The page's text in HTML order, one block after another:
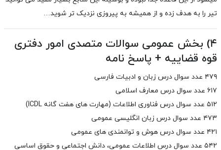
تیر را به هدف زده و از همیشه به پیروزی نزدیک تر شوید…
۴) بخش عمومی سوالات متصدی امور دفتری
قوه قضاییه + پاسخ نامه
۴۷۹ عدد سوال درس زبان و ادبیات فارسی
۶۱۷ عدد سوال درس معارف اسلامی
۵۱۲ عدد سوال درس فناوری اطلاعات (مهارت های هفت گانه ICDL)
۴۷۳ عدد سوال درس زبان انگلیسی عمومی
۴۲۱ عدد سوال درس هوش و توانمندی های عمومی
۵۴۲ عدد سوال درس اطلاعات عمومی، دانش اجتماعی و حقوق اساسی